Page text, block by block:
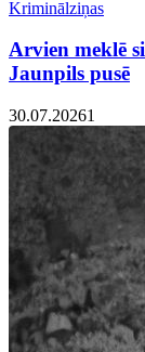
Kriminālziņas
Arvien meklē
Jaunpils pusē
30.07.20261